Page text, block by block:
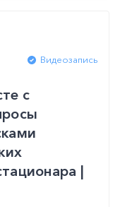
Видеозапись
с
|